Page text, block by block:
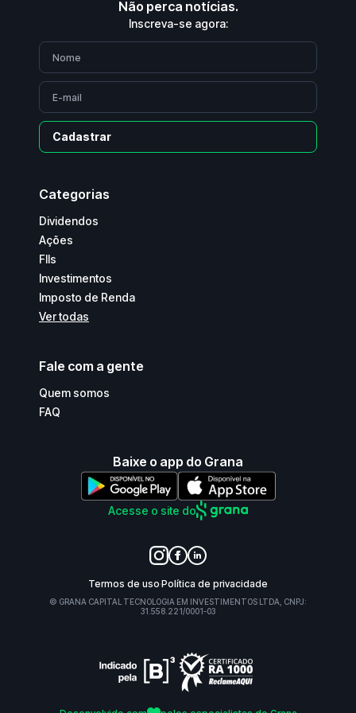
Não perca notícias.
Inscreva-se agora:
Cadastrar
Categorias
Dividendos
Ações
FIIs
Investimentos
Imposto de Renda
Ver todas
Fale com a gente
Quem somos
FAQ
Baixe o app do Grana
Acesse o site do
Termos de uso Política de privacidade
© GRANA CAPITAL TECNOLOGIA EM INVESTIMENTOS LTDA, CNPJ:
31.558.221/0001-03